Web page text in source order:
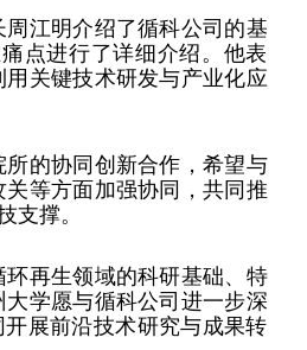
江明介绍了循科公司的基
点进行了详细介绍。他表
关键技术研发与产业化应
的协同创新合作，希望与
等方面加强协同，共同推
支撑。
再生领域的科研基础、特
学愿与循科公司进一步深
展前沿技术研究与成果转